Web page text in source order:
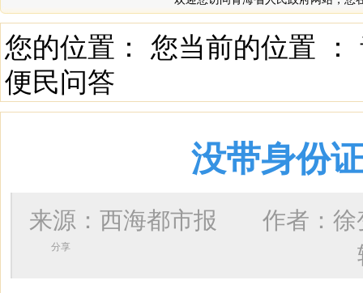
您的位置： 您当前的位置 ：
便民问答
没带身份
来源：西海都市报 作者：
分享